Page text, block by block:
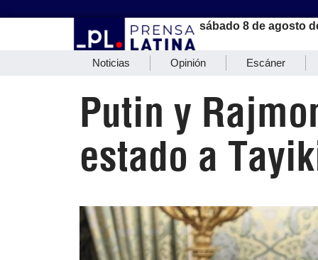
sábado 8 de agosto
Noticias Opinión Escáner
Putin y
estado a